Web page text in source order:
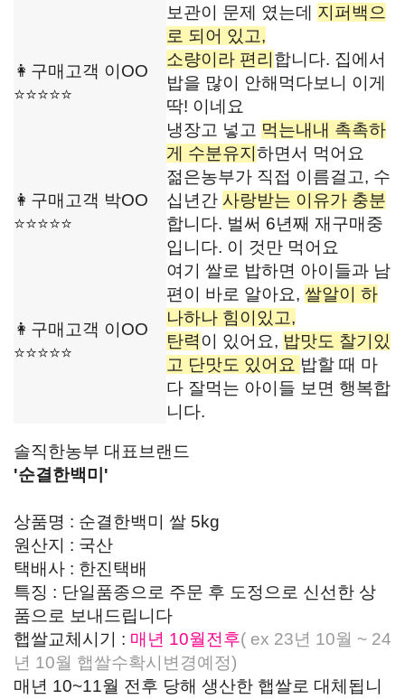
👩구매고객 이OO
⭐⭐⭐⭐⭐
보관이 문제 였는데 지퍼백으
로 되어 있고,
소량이라 편리 합니다. 집에서
밥을 많이 안해먹다보니 이게
딱! 이네요
냉장고 넣고 먹는내내 촉촉하
게 수분유지 하면서 먹어요
👩구매고객 박OO
⭐⭐⭐⭐⭐
젊은농부가 직접 이름걸고, 수
십년간 사랑받는 이유가 충분
합니다. 벌써 6년째 재구매중
입니다. 이 것만 먹어요
👩구매고객 이OO
⭐⭐⭐⭐⭐
여기 쌀로 밥하면 아이들과 남
편이 바로 알아요, 쌀알이 하
나하나 힘이있고,
탄력이 있어요, 밥맛도 찰기있
고 단맛도 있어요 밥할 때 마
다 잘먹는 아이들 보면 행복합
니다.
솔직한농부 대표브랜드
'순결한백미'
상품명 : 순결한백미 쌀 5kg
원산지 : 국산
택배사 : 한진택배
특징 : 단일품종으로 주문 후 도정으로 신선한 상
품으로 보내드립니다
햅쌀교체시기 : 매년 10월전후( ex 23년 10월 ~ 24
년 10월 햅쌀수확시변경예정)
매년 10~11월 전후 당해 생산한 햅쌀로 대체됩니